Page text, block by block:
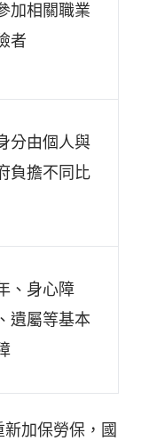
加相關職業
者
分由個人與
負擔不同比
、身心障
遺屬等基本
加保勞保，國